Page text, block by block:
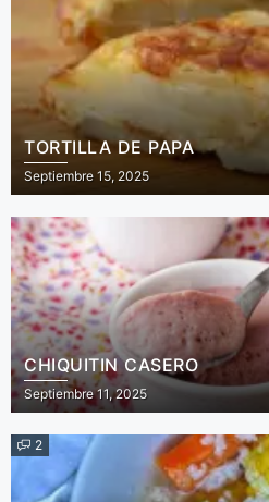
TORTILLA DE PAPA
Septiembre 15, 2025
CHIQUITIN CASERO
Septiembre 11, 2025
2